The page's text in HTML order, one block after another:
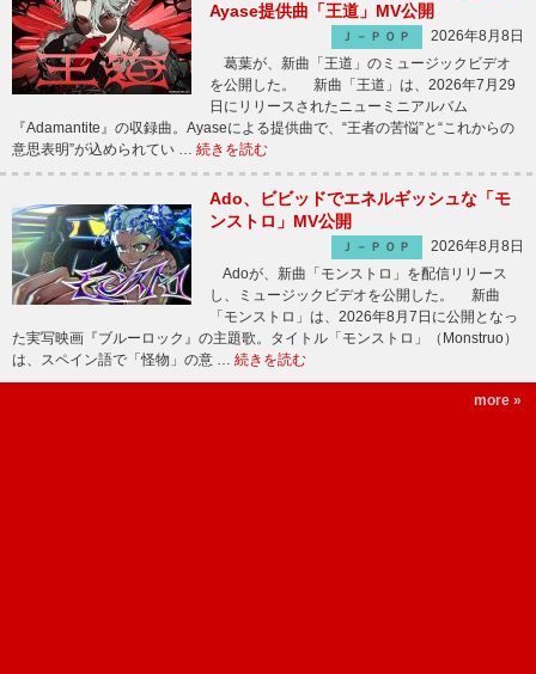
Ayase提供曲「王道」MV公開
Ｊ－ＰＯＰ
2026年8月8日
葛葉が、新曲「王道」のミュージックビデオ
を公開した。 新曲「王道」は、2026年7月29
日にリリースされたニューミニアルバム
『Adamantite』の収録曲。Ayaseによる提供曲で、“王者の苦悩”と“これからの
意思表明”が込められてい … 続きを読む
Ado、ビビッドでエネルギッシュな「モ
ンストロ」MV公開
Ｊ－ＰＯＰ
2026年8月8日
Adoが、新曲「モンストロ」を配信リリース
し、ミュージックビデオを公開した。 新曲
「モンストロ」は、2026年8月7日に公開となっ
た実写映画『ブルーロック』の主題歌。タイトル「モンストロ」（Monstruo）
は、スペイン語で「怪物」の意 … 続きを読む
more »